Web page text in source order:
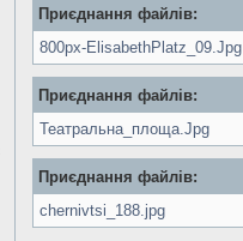
Приєднання файлів:
800px-ElisabethPlatz_09.Jpg
Приєднання файлів:
Театральна_площа.Jpg
Приєднання файлів:
chernivtsi_188.jpg